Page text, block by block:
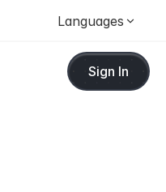
Languages
Sign In